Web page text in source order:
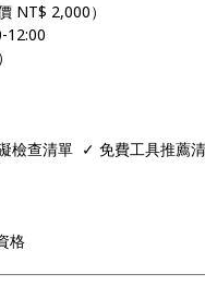
NT$ 2,000）
12:00
檢查清單 ✓ 免費工具推薦
格